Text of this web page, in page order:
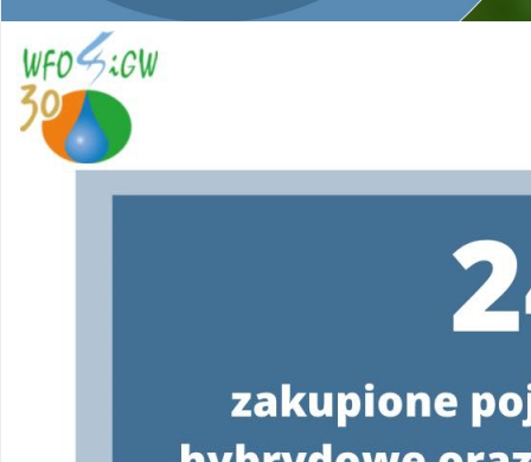
Utworzono przez W.S.ds.ITM & P